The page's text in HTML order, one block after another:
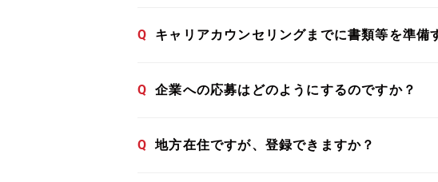
Q キャリアカウンセリングまでに書類等を準備
Q 企業への応募はどのようにするのですか？
Q 地方在住ですが、登録できますか？